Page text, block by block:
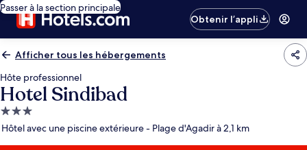
Passer à la section principale
Obtenir l’appli
Afficher tous les hébergements
Hôte professionnel
Hotel Sindibad
Hébergement
3.0 étoiles
Hôtel avec une piscine extérieure - Plage d'Agadir à 2,1 km